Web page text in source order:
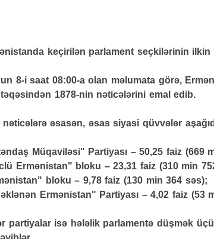
keçirilən parlament seçkilərinin ilkin
8-i saat 08:00-a olan məlumata görə,
1878-nin nəticələrini emal edib.
nəticələrə əsasən, əsas siyasi qüvvələr
Müqaviləsi" Partiyası – 50,25 faiz (669
Ermənistan" bloku – 23,31 faiz (310 min
bloku – 9,78 faiz (130 min 364 səs);
Ermənistan" Partiyası – 4,02 faiz (53
partiyalar isə hələlik parlamentə düşmək